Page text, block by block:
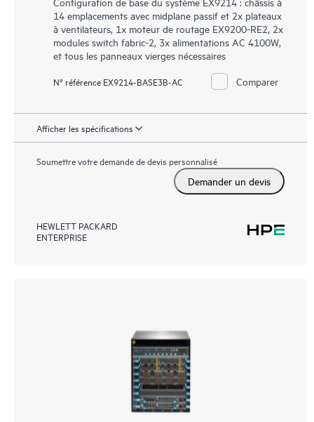
14 emplacements avec midplane passif et 2x plateaux
à ventilateurs, 1x moteur de routage EX9200-RE2, 2x
modules switch fabric-2, 3x alimentations AC 4100W,
et tous les panneaux vierges nécessaires
N° référence EX9214-BASE3B-AC Comparer
Afficher les spécifications
Soumettre votre demande de devis personnalisé
Demander un devis
HEWLETT PACKARD
ENTERPRISE